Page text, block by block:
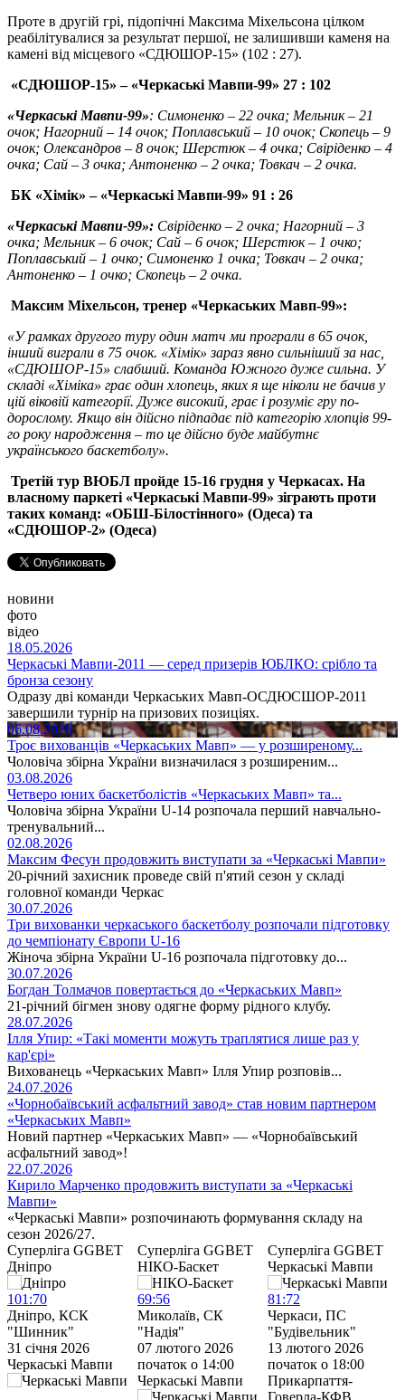
Проте в другій грі, підопічні Максима Міхельсона цілком
реабілітувалися за результат першої, не залишивши каменя на
камені від місцевого «СДЮШОР-15» (102 : 27).
«СДЮШОР-15» – «Черкаські Мавпи-99» 27 : 102
«Черкаські Мавпи-99»: Симоненко – 22 очка; Мельник – 21
очок; Нагорний – 14 очок; Поплавський – 10 очок; Скопець – 9
очок; Олександров – 8 очок; Шерстюк – 4 очка; Свіріденко – 4
очка; Сай – 3 очка; Антоненко – 2 очка; Товкач – 2 очка.
БК «Хімік» – «Черкаські Мавпи-99» 91 : 26
«Черкаські Мавпи-99»: Свіріденко – 2 очка; Нагорний – 3
очка; Мельник – 6 очок; Сай – 6 очок; Шерстюк – 1 очко;
Поплавський – 1 очко; Симоненко 1 очка; Товкач – 2 очка;
Антоненко – 1 очко; Скопець – 2 очка.
Максим Міхельсон, тренер «Черкаських Мавп-99»:
«У рамках другого туру один матч ми програли в 65 очок,
інший виграли в 75 очок. «Хімік» зараз явно сильніший за нас,
«СДЮШОР-15» слабший. Команда Южного дуже сильна. У
складі «Хіміка» грає один хлопець, яких я ще ніколи не бачив у
цій віковій категорії. Дуже високий, грає і розуміє гру по-
дорослому. Якщо він дійсно підпадає під категорію хлопців 99-
го року народження – то це дійсно буде майбутнє
українського баскетболу».
Третій тур ВЮБЛ пройде 15-16 грудня у Черкасах. На
власному паркеті «Черкаські Мавпи-99» зіграють проти
таких команд: «ОБШ-Білостінного» (Одеса) та
«СДЮШОР-2» (Одеса)
новини
фото
відео
18.05.2026
Черкаські Мавпи-2011 — серед призерів ЮБЛКО: срібло та
бронза сезону
Одразу дві команди Черкаських Мавп-ОСДЮСШОР-2011
завершили турнір на призових позиціях.
06.08.2026
Троє вихованців «Черкаських Мавп» — у розширеному...
Чоловіча збірна України визначилася з розширеним...
03.08.2026
Четверо юних баскетболістів «Черкаських Мавп» та...
Чоловіча збірна України U-14 розпочала перший навчально-
тренувальний...
02.08.2026
Максим Фесун продовжить виступати за «Черкаські Мавпи»
20-річний захисник проведе свій п'ятий сезон у складі
головної команди Черкас
30.07.2026
Три вихованки черкаського баскетболу розпочали підготовку
до чемпіонату Європи U-16
Жіноча збірна України U-16 розпочала підготовку до...
30.07.2026
Богдан Толмачов повертається до «Черкаських Мавп»
21-річний бігмен знову одягне форму рідного клубу.
28.07.2026
Ілля Упир: «Такі моменти можуть траплятися лише раз у
кар'єрі»
Вихованець «Черкаських Мавп» Ілля Упир розповів...
24.07.2026
«Чорнобаївський асфальтний завод» став новим партнером
«Черкаських Мавп»
Новий партнер «Черкаських Мавп» — «Чорнобаївський
асфальтний завод»!
22.07.2026
Кирило Марченко продовжить виступати за «Черкаські
Мавпи»
«Черкаські Мавпи» розпочинають формування складу на
сезон 2026/27.
Cуперліга GGBET
Дніпро
101 :70
Дніпро, КСК
"Шинник"
31 січня 2026
Черкаські Мавпи
Cуперліга GGBET
НІКО-Баскет
69:56
Миколаїв, СК
"Надія"
07 лютого 2026
початок о 14:00
Черкаські Мавпи
Cуперліга GGBET
Черкаські Мавпи
81 :72
Черкаси, ПС
"Будівельник"
13 лютого 2026
початок о 18:00
Прикарпаття-